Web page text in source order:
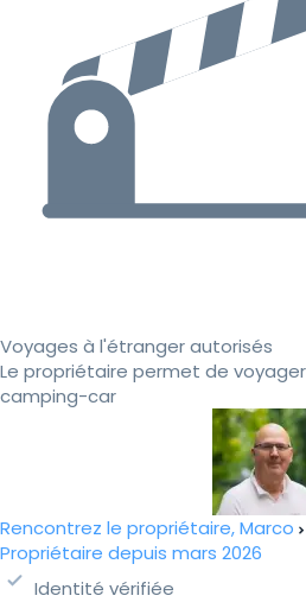
Voyages à l'étranger autorisés
Le propriétaire permet de
camping-car
Rencontrez le propriétaire, Marco
Propriétaire depuis mars 2026
Identité vérifiée